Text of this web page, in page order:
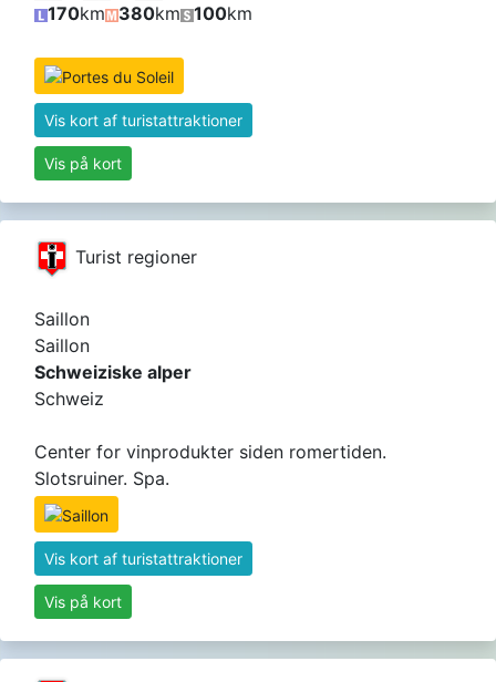
170km 380km 100km
Vis kort af turistattraktioner
Vis på kort
Turist regioner
Saillon
Saillon
Schweiziske alper
Schweiz
Center for vinprodukter siden romertiden.
Slotsruiner. Spa.
Vis kort af turistattraktioner
Vis på kort